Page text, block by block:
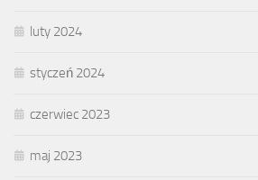
luty 2024
styczeń 2024
czerwiec 2023
maj 2023